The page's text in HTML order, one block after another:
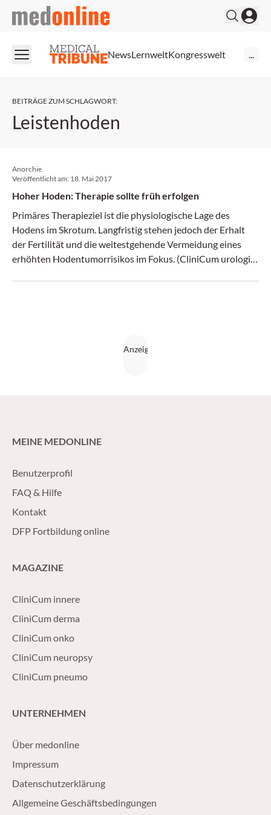
medonline
NewsLernweltKongresswelt
BEITRÄGE ZUM SCHLAGWORT:
Leistenhoden
Anorchie
Veröffentlicht am: 18. Mai 2017
Hoher Hoden: Therapie sollte früh erfolgen
Primäres Therapieziel ist die physiologische Lage des
Hodens im Skrotum. Langfristig stehen jedoch der Erhalt
der Fertilität und die weitestgehende Vermeidung eines
erhöhten Hodentumorrisikos im Fokus. (CliniCum urologie
MEINE MEDONLINE
Benutzerprofil
FAQ & Hilfe
Kontakt
DFP Fortbildung online
MAGAZINE
CliniCum innere
CliniCum derma
CliniCum onko
CliniCum neuropsy
CliniCum pneumo
UNTERNEHMEN
Über medonline
Impressum
Datenschutzerklärung
Allgemeine Geschäftsbedingungen